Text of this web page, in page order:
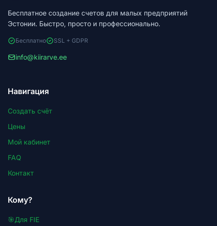
Бесплатное создание счетов для малых предприятий
Эстонии. Быстро, просто и профессионально.
Бесплатно SSL + GDPR
info@kiirarve.ee
Навигация
Создать счёт
Цены
Мой кабинет
FAQ
Контакт
Кому?
🎯Для FIE